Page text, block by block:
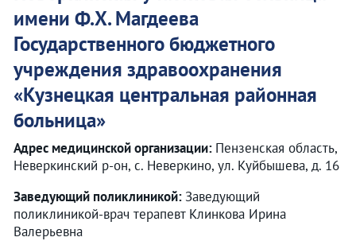
имени Ф.Х. Магдеева
Государственного бюджетного
учреждения здравоохранения
«Кузнецкая центральная районная
больница»
Адрес медицинской организации: Пензенская область,
Неверкинский р-он, с. Неверкино, ул. Куйбышева, д. 16
Заведующий поликлиникой: Заведующий
поликлиникой-врач терапевт Клинкова Ирина
Валерьевна